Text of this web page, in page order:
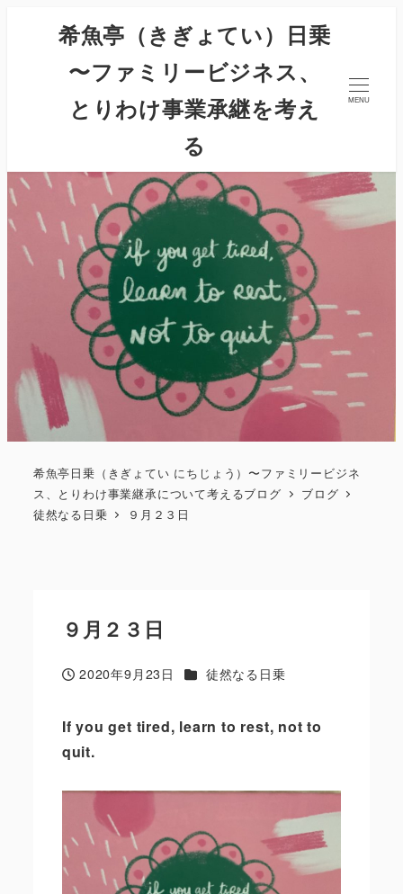
希魚亭（きぎょてい）日乗
〜ファミリービジネス、
とりわけ事業承継を考え
る
MENU
希魚亭日乗（きぎょてい にちじょう）〜ファミリービジネ
ス、とりわけ事業継承について考えるブログ
ブログ
徒然なる日乗
９月２３日
９月２３日
投稿日
2020年9月23日 カテゴリー
徒然なる日乗
If you get tired, learn to rest, not to
quit.